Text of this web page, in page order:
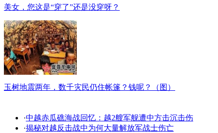
美女，您这是“穿了”还是没穿呀？
玉树地震两年，数千灾民仍住帐篷？钱呢？（图）
·中越赤瓜礁海战回忆：越2艘军舰遭中方击沉击伤
·揭秘对越反击战中为何大量解放军战士伤亡